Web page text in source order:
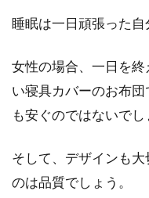
睡眠は一日頑張った自
女性の場合、一日を
い寝具カバーのお布
も安ぐのではないでし
そして、デザインも
のは品質でしょう。